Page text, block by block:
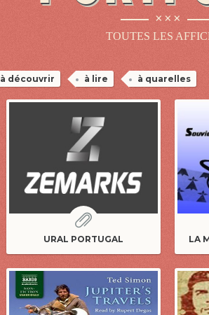
×××
TOUTES LES
à découvrir à lire à quarelles
URAL PORTUGAL LA